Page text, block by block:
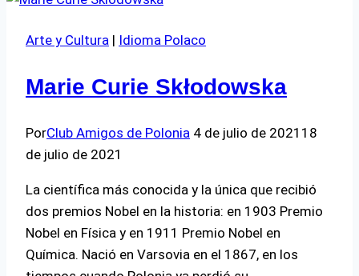
Arte y Cultura | Idioma Polaco
Marie Curie Skłodowska
PorClub Amigos de Polonia 4 de julio de 2021 18
de julio de 2021
La científica más conocida y la única que recibió
dos premios Nobel en la historia: en 1903 Premio
Nobel en Física y en 1911 Premio Nobel en
Química. Nació en Varsovia en el 1867, en los